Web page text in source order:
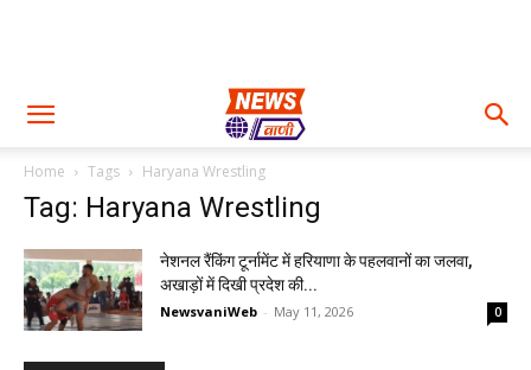
Home Tags Haryana Wrestling
Tag: Haryana Wrestling
नेशनल रैंकिंग टूर्नामेंट में हरियाणा के पहलवानों का जलवा,
अखाड़ों में दिखी प्रदेश की...
NewsvaniWeb - May 11, 2026 0